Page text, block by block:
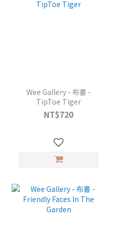
Wee Gallery - 布書 -
TipToe Tiger
NT$720